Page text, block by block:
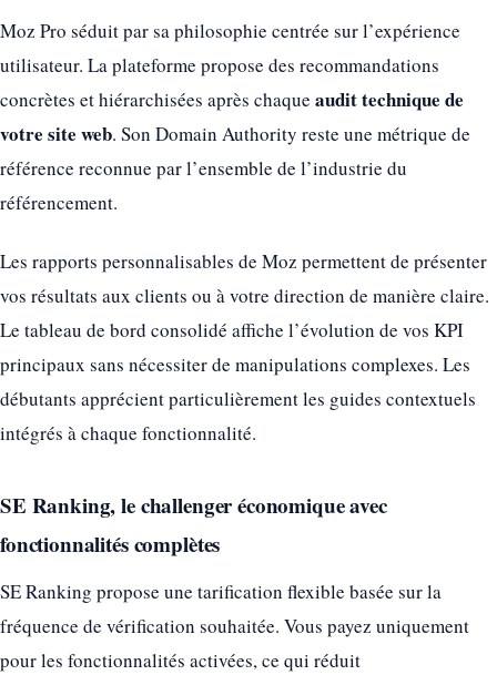
Moz Pro séduit par sa philosophie centrée sur l’expérience
utilisateur. La plateforme propose des recommandations
concrètes et hiérarchisées après chaque audit technique de
votre site web. Son Domain Authority reste une métrique de
référence reconnue par l’ensemble de l’industrie du
référencement.
Les rapports personnalisables de Moz permettent de présenter
vos résultats aux clients ou à votre direction de manière claire.
Le tableau de bord consolidé affiche l’évolution de vos KPI
principaux sans nécessiter de manipulations complexes. Les
débutants apprécient particulièrement les guides contextuels
intégrés à chaque fonctionnalité.
SE Ranking, le challenger économique avec
fonctionnalités complètes
SE Ranking propose une tarification flexible basée sur la
fréquence de vérification souhaitée. Vous payez uniquement
pour les fonctionnalités activées, ce qui réduit